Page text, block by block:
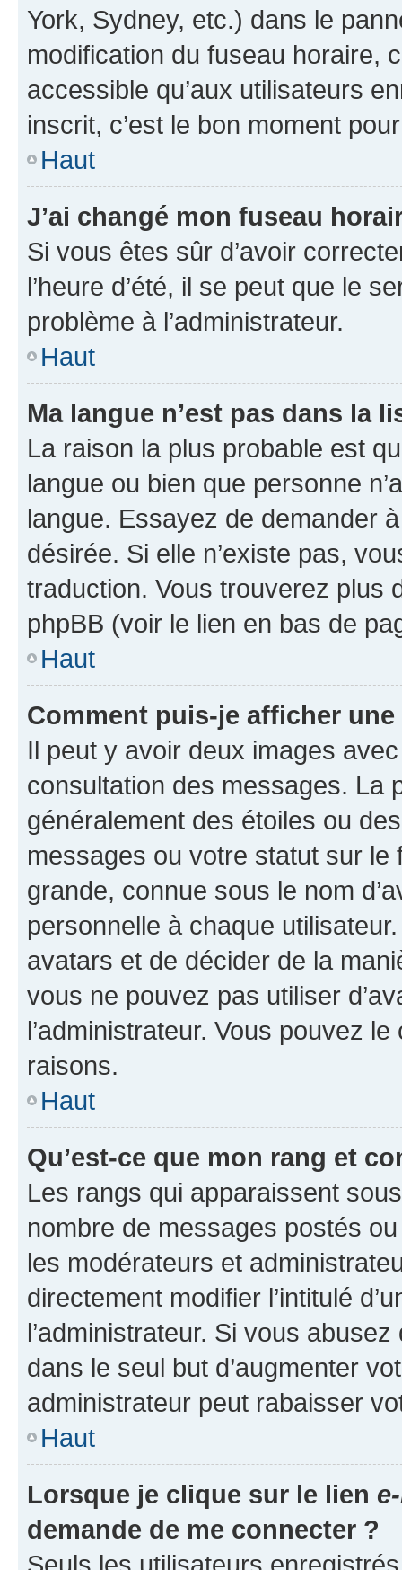
York, Sydney, etc.) dans le
modification du fuseau horaire,
accessible qu’aux utilisateurs
inscrit, c’est le bon moment
Haut
J’ai changé mon fuseau
Si vous êtes sûr d’avoir
l’heure d’été, il se peut que le
problème à l’administrateur.
Haut
Ma langue n’est pas dans la
La raison la plus probable est
langue ou bien que personne
langue. Essayez de demander
désirée. Si elle n’existe pas,
traduction. Vous trouverez plus
phpBB (voir le lien en bas de
Haut
Comment puis-je afficher
Il peut y avoir deux images
consultation des messages. La
généralement des étoiles ou
messages ou votre statut sur
grande, connue sous le nom
personnelle à chaque utilisateur.
avatars et de décider de la
vous ne pouvez pas utiliser
l’administrateur. Vous pouvez
raisons.
Haut
Qu’est-ce que mon rang et
Les rangs qui apparaissent
nombre de messages postés
les modérateurs et
directement modifier l’intitulé
l’administrateur. Si vous
dans le seul but d’augmenter
administrateur peut rabaisser
Haut
Lorsque je clique sur le lien
demande de me connecter ?